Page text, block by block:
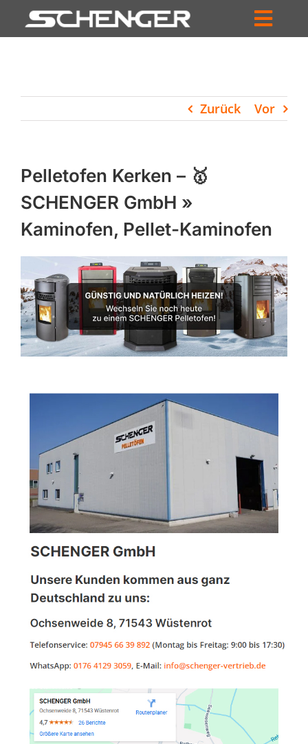
Inhalt
HÄNDLERSUCHE
UNTERNEHMEN
PROFIL
WARENKORB
PRODUCTS
SEARCH
Zurück Vor
Pelletofen Kerken – 🥇
SCHENGER GmbH »
Kaminofen, Pellet-Kaminofen